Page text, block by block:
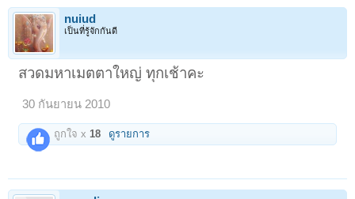
nuiud
เป็นที่รู้จักกันดี
สวดมหาเมตตาใหญ่ ทุกเช้าคะ
30 กันยายน 2010
ถูกใจ x 18 ดูรายการ